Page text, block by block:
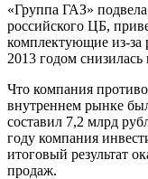
«Группа ГАЗ»
российского ЦБ,
комплектующие из-за
2013 годом
Что компания
внутреннем рынке
составил 7,2 млрд
году компания
итоговый результат
продаж.